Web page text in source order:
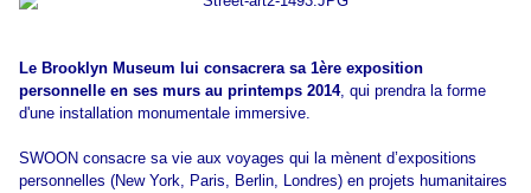
Le Brooklyn Museum lui consacrera sa 1ère exposition
personnelle en ses murs au printemps 2014, qui prendra la forme
d'une installation monumentale immersive.
SWOON consacre sa vie aux voyages qui la mènent d’expositions
personnelles (New York, Paris, Berlin, Londres) en projets humanitaires